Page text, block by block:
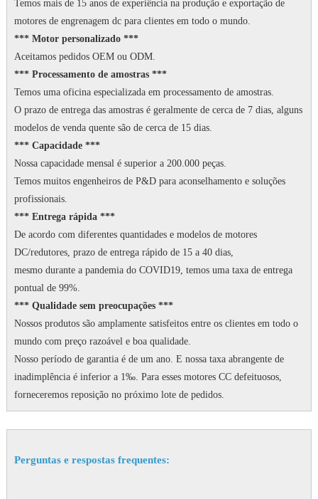
Temos mais de 15 anos de experiência na produção e exportação de
motores de engrenagem dc para clientes em todo o mundo.
*** Motor personalizado ***
Aceitamos pedidos OEM ou ODM.
*** Processamento de amostras ***
Temos uma oficina especializada em processamento de amostras.
O prazo de entrega das amostras é geralmente de cerca de 7 dias, alguns
modelos de venda quente são de cerca de 15 dias.
*** Capacidade ***
Nossa capacidade mensal é superior a 200.000 peças.
Temos muitos engenheiros de P&D para aconselhamento e soluções
profissionais.
*** Entrega rápida ***
De acordo com diferentes quantidades e modelos de motores
DC/redutores, prazo de entrega rápido de 15 a 40 dias,
mesmo durante a pandemia do COVID19, temos uma taxa de entrega
pontual de 99%.
*** Qualidade sem preocupações ***
Nossos produtos são amplamente satisfeitos entre os clientes em todo o
mundo com preço razoável e boa qualidade.
Nosso período de garantia é de um ano. E nossa taxa abrangente de
inadimplência é inferior a 1‰. Para esses motores CC defeituosos,
forneceremos reposição no próximo lote de pedidos.
Perguntas e respostas frequentes: